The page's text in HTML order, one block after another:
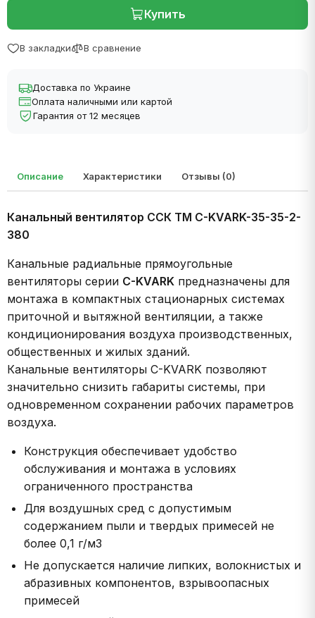
Купить
В закладки В сравнение
Доставка по Украине
Оплата наличными или картой
Гарантия от 12 месяцев
Описание Характеристики Отзывы (0)
Канальный вентилятор ССК ТМ C-KVARK-35-35-2-
380
Канальные радиальные прямоугольные
вентиляторы серии C-KVARK предназначены для
монтажа в компактных стационарных системах
приточной и вытяжной вентиляции, а также
кондиционирования воздуха производственных,
общественных и жилых зданий.
Канальные вентиляторы C-KVARK позволяют
значительно снизить габариты системы, при
одновременном сохранении рабочих параметров
воздуха.
Конструкция обеспечивает удобство
обслуживания и монтажа в условиях
ограниченного пространства
Для воздушных сред с допустимым
содержанием пыли и твердых примесей не
более 0,1 г/м3
Не допускается наличие липких, волокнистых и
абразивных компонентов, взрывоопасных
примесей